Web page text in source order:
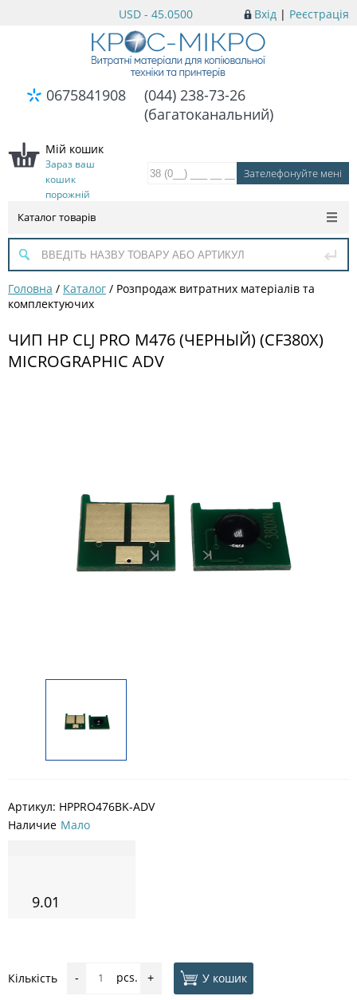
Вхід | Реєстрація
USD - 45.0500
0675841908
(044) 238-73-26
(багатоканальний)
Мій кошик
Зараз ваш
кошик
порожній
Каталог товарів
Головна / Каталог / Розпродаж витратних матеріалів та
комплектуючих
ЧИП HP CLJ PRO M476 (ЧЕРНЫЙ) (CF380X)
MICROGRAPHIC ADV
Артикул: HPPRO476BK-ADV
Наличие Мало
9.01
Кількість - pcs. + У кошик